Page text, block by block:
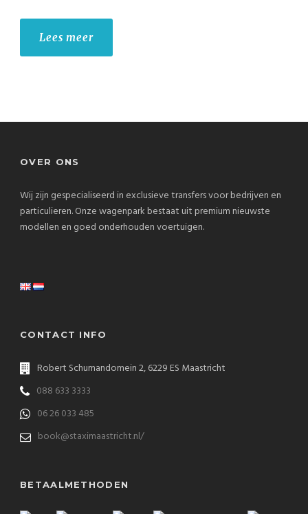
Lees meer
OVER ONS
Wij zijn gespecialiseerd in exclusieve transfers voor bedrijven en
particulieren. Onze wagenpark bestaat uit premium nieuwste
modellen en goed onderhouden voertuigen.
CONTACT INFO
Robert Schumandomein 2, 6229 ES Maastricht
088 633 3333
06 26 033 485
book@staximaastricht.nl/
BETAALMETHODEN